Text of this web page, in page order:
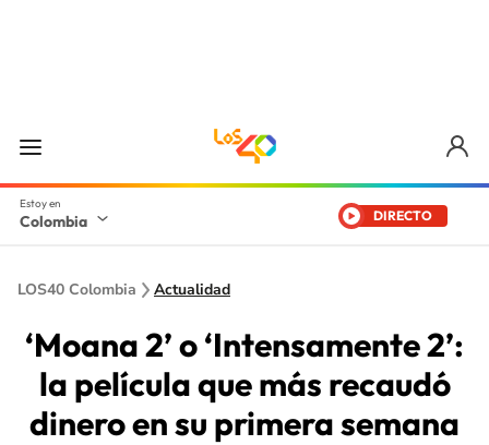
Colombia DIRECTO
LOS40 Colombia Actualidad
‘Moana 2’ o ‘Intensamente 2’:
la película que más recaudó
dinero en su primera semana